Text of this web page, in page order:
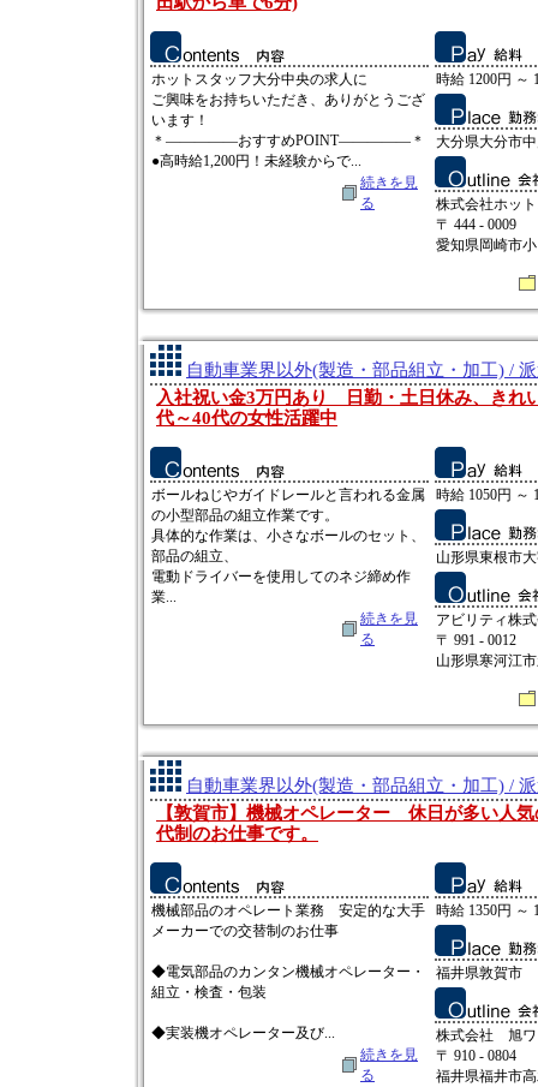
ホットスタッフ大分中央の求人に
ご興味をお持ちいただき、ありがとうござ
います！
＊―――――おすすめPOINT―――――＊
●高時給1,200円！未経験からで...
続きを見
る
時給 1200円 ～
大分県大分市
株式会社ホッ
〒 444 - 0009
愛知県岡崎市
自動車業界以外(製造・部品組立・加工) /
入社祝い金3万円あり 日勤・土日休み、き
代～40代の女性活躍中
ボールねじやガイドレールと言われる金属
の小型部品の組立作業です。
具体的な作業は、小さなボールのセット、
部品の組立、
電動ドライバーを使用してのネジ締め作
業...
続きを見
る
時給 1050円 ～
山形県東根市
アビリティ株
〒 991 - 0012
山形県寒河江
自動車業界以外(製造・部品組立・加工) /
【敦賀市】機械オペレーター 休日が多い人
代制のお仕事です。
機械部品のオペレート業務 安定的な大手
メーカーでの交替制のお仕事
◆電気部品のカンタン機械オペレーター・
組立・検査・包装
◆実装機オペレーター及び...
続きを見
る
時給 1350円 ～
福井県敦賀市
株式会社 旭ワ
〒 910 - 0804
福井県福井市